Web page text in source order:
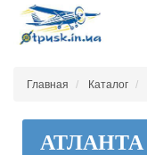
Главная Каталог
АТЛАНТА